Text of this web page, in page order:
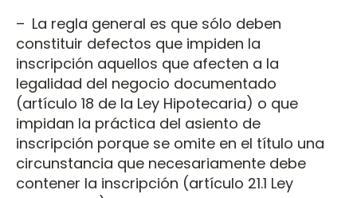
– La regla general es que sólo deben
constituir defectos que impiden la
inscripción aquellos que afecten a la
legalidad del negocio documentado
(artículo 18 de la Ley Hipotecaria) o que
impidan la práctica del asiento de
inscripción porque se omite en el título una
circunstancia que necesariamente debe
contener la inscripción (artículo 21.1 Ley